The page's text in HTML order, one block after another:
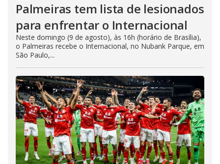
Palmeiras tem lista de lesionados
para enfrentar o Internacional
Neste domingo (9 de agosto), às 16h (horário de Brasília),
o Palmeiras recebe o Internacional, no Nubank Parque, em
São Paulo,...